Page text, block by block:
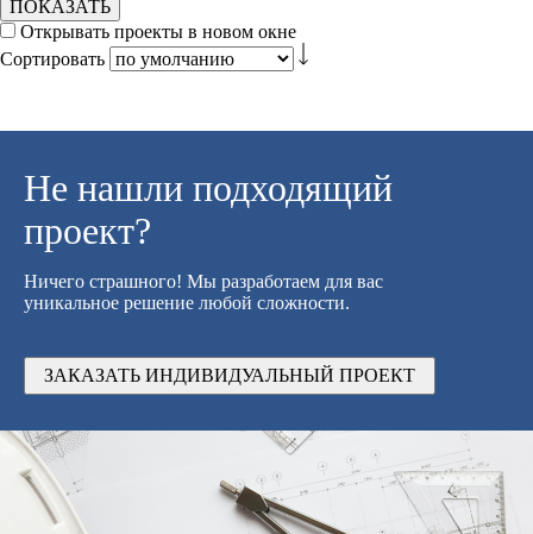
ПОКАЗАТЬ
Открывать проекты в новом окне
Сортировать
Не нашли подходящий
проект?
Ничего страшного! Мы разработаем для вас
уникальное решение любой сложности.
ЗАКАЗАТЬ ИНДИВИДУАЛЬНЫЙ ПРОЕКТ